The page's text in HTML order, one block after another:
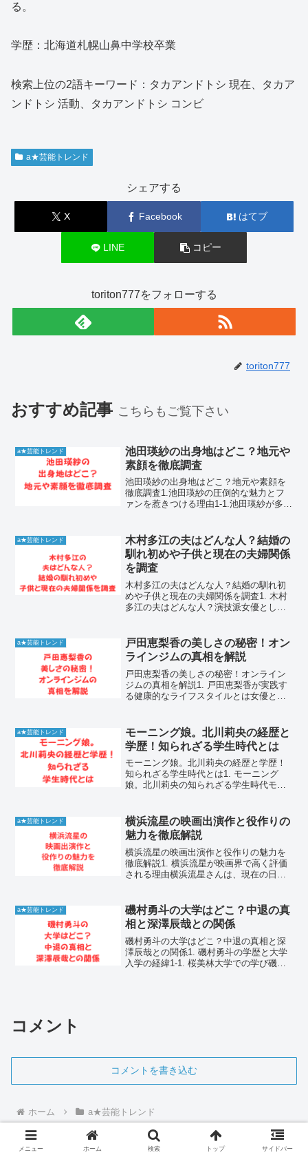
る。
学歴：北海道札幌山鼻中学校卒業
検索上位の2語キーワード：タカアンドトシ 現在、タカア
ンドトシ 活動、タカアンドトシ コンビ
a★芸能トレンド
シェアする
X Facebook はてブ
LINE コピー
toriton777をフォローする
toriton777
おすすめ記事 こちらもご覧下さい
a★芸能トレンド
池田瑛紗の出身地はどこ？地元や
素顔を徹底調査
池田瑛紗の出身地はどこ？地元や素顔を
徹底調査1.池田瑛紗の圧倒的な魅力とフ
ァンを惹きつける理由1-1.池田瑛紗が多く
感じさせる佇まいで、多くのファンを惹
きつけています。...
a★芸能トレンド
木村多江の夫はどんな人？結婚の
馴れ初めや子供と現在の夫婦関係
を調査
木村多江の夫はどんな人？結婚の馴れ初
めや子供と現在の夫婦関係を調査1. 木村
多江の夫はどんな人？演技派女優として
と歩んでいるのでしょうか。彼女の夫は
一般の方であり、二人...
a★芸能トレンド
戸田恵梨香の美しさの秘密！オン
ラインジムの真相を解説
戸田恵梨香の美しさの秘密！オンライン
ジムの真相を解説1. 戸田恵梨香が実践す
る健康的なライフスタイルとは女優とし
イルで多くの女性の憧れの的となってい
ます。多忙な日々を送...
a★芸能トレンド
モーニング娘。北川莉央の経歴と
学歴！知られざる学生時代とは
モーニング娘。北川莉央の経歴と学歴！
知られざる学生時代とは1. モーニング
娘。北川莉央の知られざる学生時代モー
築いた北川莉央さん。彼女のアイドルと
しての道は、どのような...
a★芸能トレンド
横浜流星の映画出演作と役作りの
魅力を徹底解説
横浜流星の映画出演作と役作りの魅力を
徹底解説1. 横浜流星が映画界で高く評価
される理由横浜流星さんは、現在の日本
築いています。彼の演技の核にあるの
は、どのような役柄にも...
a★芸能トレンド
磯村勇斗の大学はどこ？中退の真
相と深澤辰哉との関係
磯村勇斗の大学はどこ？中退の真相と深
澤辰哉との関係1. 磯村勇斗の学歴と大学
入学の経緯1-1. 桜美林大学での学び磯村
コメント
コメントを書き込む
ホーム a★芸能トレンド
メニュー ホーム 検索 トップ サイドバー